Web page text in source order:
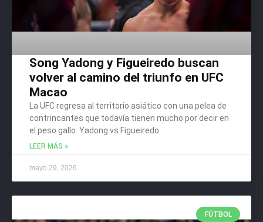
Song Yadong y Figueiredo buscan
volver al camino del triunfo en UFC
Macao
La UFC regresa al territorio asiático con una pelea de
contrincantes que todavía tienen mucho por decir en
el peso gallo: Yadong vs Figueiredo.
LEER MÁS »
mayo 29, 2026
FÚTBOL